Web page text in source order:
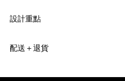
設計重點
配送＋退貨